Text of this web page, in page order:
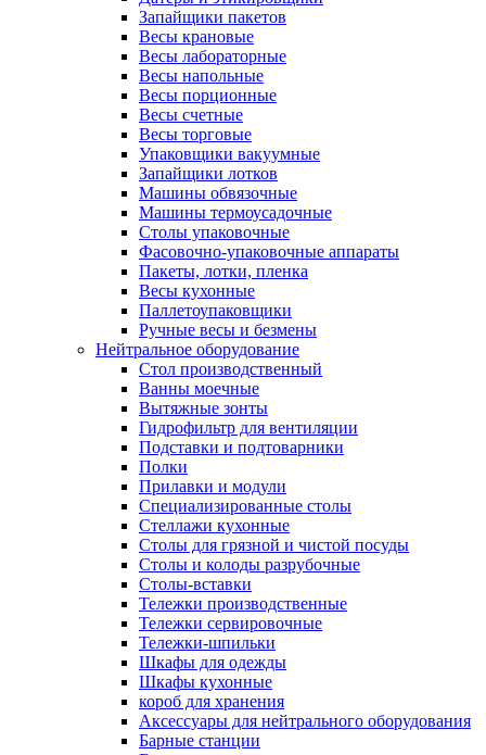
Запайщики пакетов
Весы крановые
Весы лабораторные
Весы напольные
Весы порционные
Весы счетные
Весы торговые
Упаковщики вакуумные
Запайщики лотков
Машины обвязочные
Машины термоусадочные
Столы упаковочные
Фасовочно-упаковочные аппараты
Пакеты, лотки, пленка
Весы кухонные
Паллетоупаковщики
Ручные весы и безмены
Нейтральное оборудование
Cтол производственный
Ванны моечные
Вытяжные зонты
Гидрофильтр для вентиляции
Подставки и подтоварники
Полки
Прилавки и модули
Специализированные столы
Стеллажи кухонные
Столы для грязной и чистой посуды
Столы и колоды разрубочные
Столы-вставки
Тележки производственные
Тележки сервировочные
Тележки-шпильки
Шкафы для одежды
Шкафы кухонные
короб для хранения
Аксессуары для нейтрального оборудования
Барные станции